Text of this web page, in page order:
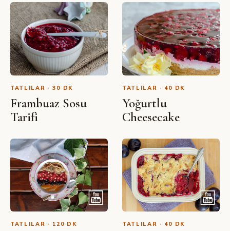
SIBEL YALÇIN · YOUTUBE
Kaşık Helvası (Saray Helvası)
Tarifi
TATLILAR · 30 DK
Frambuaz Sosu
Tarifi
TATLILAR · 40 DK
Yoğurtlu
Cheesecake
TATLILAR · 120 DK TATLILAR · 40 DK